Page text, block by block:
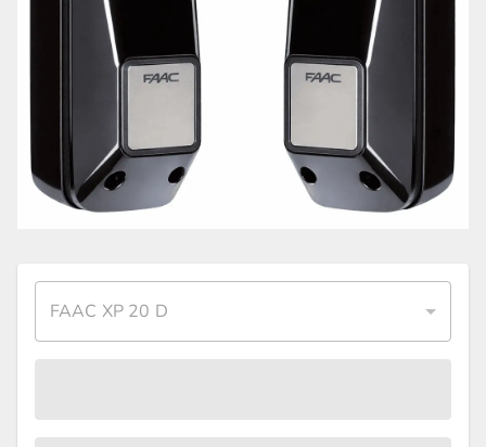
FAAC XP 20 D